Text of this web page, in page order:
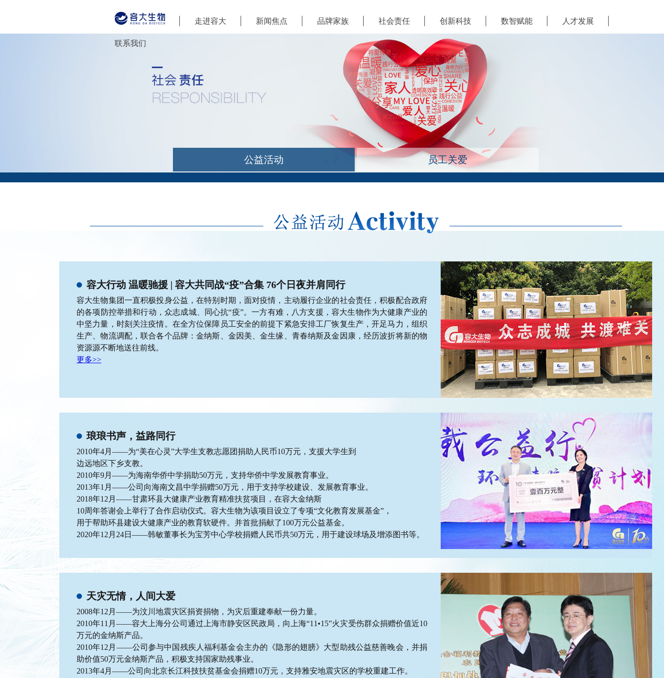
走进容大 新闻焦点 品牌家族 社会责任 创新科技 数智赋能 人才发展
联系我们
公益活动 员工关爱
容大行动 温暖驰援 | 容大共同战“疫”合集 76个日夜并肩同行
容大生物集团一直积极投身公益，在特别时期，面对疫情，主动履行企业的社会责任，积极配合政府
的各项防控举措和行动，众志成城、同心抗“疫”。一方有难，八方支援，容大生物作为大健康产业的
中坚力量，时刻关注疫情。在全方位保障员工安全的前提下紧急安排工厂恢复生产，开足马力，组织
生产、物流调配，联合各个品牌：金纳斯、金因美、金生缘、青春纳斯及金因康，经历波折将新的物
资源源不断地送往前线。
更多>>
琅琅书声，益路同行
2010年4月——为“美在心灵”大学生支教志愿团捐助人民币10万元，支援大学生到
边远地区下乡支教。
2010年9月——为海南华侨中学捐助50万元，支持华侨中学发展教育事业。
2013年1月——公司向海南文昌中学捐赠50万元，用于支持学校建设、发展教育事业。
2018年12月——甘肃环县大健康产业教育精准扶贫项目，在容大金纳斯
10周年答谢会上举行了合作启动仪式。容大生物为该项目设立了专项“文化教育发展基金”，
用于帮助环县建设大健康产业的教育软硬件。并首批捐献了100万元公益基金。
2020年12月24日——韩敏董事长为宝芳中心学校捐赠人民币共50万元，用于建设球场及增添图书等。
天灾无情，人间大爱
2008年12月——为汶川地震灾区捐资捐物，为灾后重建奉献一份力量。
2010年11月——容大上海分公司通过上海市静安区民政局，向上海“11•15”火灾受伤群众捐赠价值近10
万元的金纳斯产品。
2010年12月——公司参与中国残疾人福利基金会主办的《隐形的翅膀》大型助残公益慈善晚会，并捐
助价值50万元金纳斯产品，积极支持国家助残事业。
2013年4月——公司向北京长江科技扶贫基金会捐赠10万元，支持雅安地震灾区的学校重建工作。